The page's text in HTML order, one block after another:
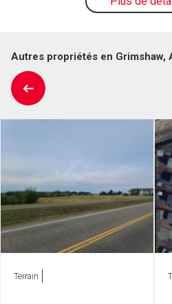
Autres propriétés en Grimshaw,
Terrain